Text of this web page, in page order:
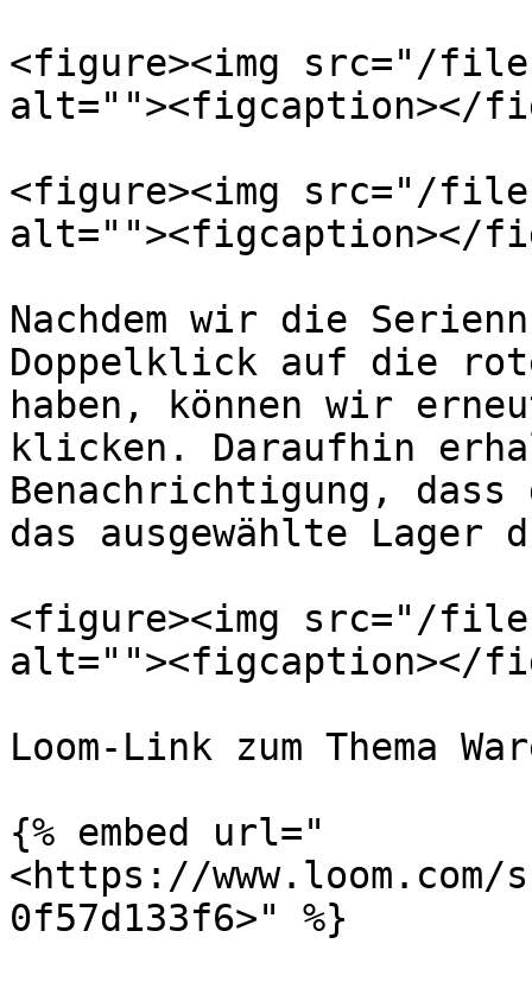
<figure><img src="/
alt=""><figcaption></
<figure><img src="/files/
alt=""><figcaption></
Nachdem wir die
Doppelklick auf die
haben, können wir
klicken. Daraufhin
Benachrichtigung,
das ausgewählte Lager
<figure><img src="/files/
alt=""><figcaption></
Loom-Link zum Thema
{% embed url="
<https://www.loom.com/